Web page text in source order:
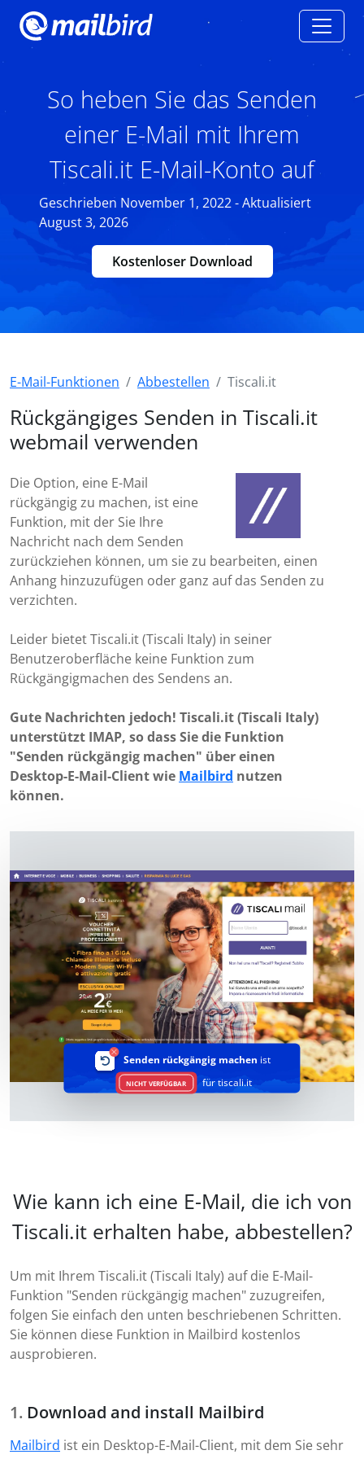
So heben Sie das Senden
einer E-Mail mit Ihrem
Tiscali.it E-Mail-Konto auf
Geschrieben November 1, 2022 - Aktualisiert
August 3, 2026
Kostenloser Download
E-Mail-Funktionen Abbestellen Tiscali.it
Rückgängiges Senden in Tiscali.it
webmail verwenden
Die Option, eine E-Mail
rückgängig zu machen, ist eine
Funktion, mit der Sie Ihre
Nachricht nach dem Senden
zurückziehen können, um sie zu bearbeiten, einen
Anhang hinzuzufügen oder ganz auf das Senden zu
verzichten.
Leider bietet Tiscali.it (Tiscali Italy) in seiner
Benutzeroberfläche keine Funktion zum
Rückgängigmachen des Sendens an.
Gute Nachrichten jedoch! Tiscali.it (Tiscali Italy)
unterstützt IMAP, so dass Sie die Funktion
"Senden rückgängig machen" über einen
Desktop-E-Mail-Client wie Mailbird nutzen
können.
Senden rückgängig machen ist
NICHT VERFÜGBAR für tiscali.it
Wie kann ich eine E-Mail, die ich von
Tiscali.it erhalten habe, abbestellen?
Um mit Ihrem Tiscali.it (Tiscali Italy) auf die E-Mail-
Funktion "Senden rückgängig machen" zuzugreifen,
folgen Sie einfach den unten beschriebenen Schritten.
Sie können diese Funktion in Mailbird kostenlos
ausprobieren.
Download and install Mailbird
Mailbird ist ein Desktop-E-Mail-Client, mit dem Sie sehr